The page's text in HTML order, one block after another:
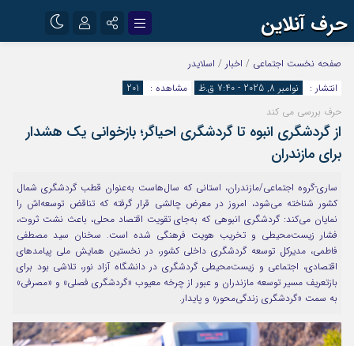
حرف آنلاین
اینستاگرام
آپارات
رمز عبور
مرا به خاطر بسپار
صفحه نخست اجتماعی / اخبار / اسلایدر
انتشار :
نوامبر 8, 2025 - 7:40 ق.ظ مشاهده :
201
حرف بررسی می کند
از گردشگری انبوه تا گردشگری احیاگر؛ بازخوانی یک هشدار
برای مازندران
ساری-گروه اجتماعی/مازندران، استانی که سال‌هاست به‌عنوان قطب گردشگری شمال
کشور شناخته می‌شود، امروز در معرض چالشی قرار گرفته که تناقض توسعه‌اش را
نمایان می‌کند: گردشگری انبوهی که به‌جای تقویت اقتصاد محلی، باعث نشت ثروت،
فشار زیست‌محیطی و تخریب هویت فرهنگی شده است. سخنان سید مصطفی
فاطمی، مدیرکل توسعه گردشگری داخلی کشور، در نخستین همایش ملی پیامدهای
اقتصادی، اجتماعی و زیست‌محیطی گردشگری در دانشگاه آزاد نور، تلاشی بود برای
بازتعریف مسیر توسعه مازندران و عبور از چرخه معیوب «گردشگری فصلی» و «مصرفی»
به سمت «گردشگری زندگی‌محور» و پایدار.